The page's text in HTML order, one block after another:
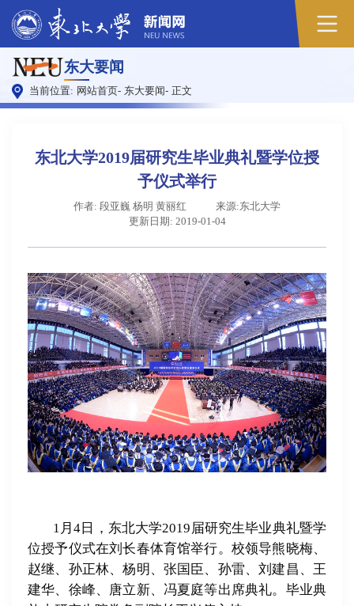
东大要闻
当前位置: 网站首页- 东大要闻- 正文
东北大学2019届研究生毕业典礼暨学位授
予仪式举行
作者: 段亚巍 杨明 黄丽红
来源:东北大学
更新日期: 2019-01-04
1 月4日，东北大学2019届研究生毕业典礼暨学
位授予仪式在刘长春体育馆举行。校领导熊晓梅、
赵继、孙正林、杨明、张国臣、孙雷、刘建昌、王
建华、徐峰、唐立新、冯夏庭等出席典礼。毕业典
原